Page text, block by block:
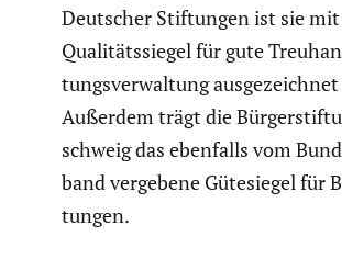
Deutscher Stiftungen ist sie
Quali­täts­siegel für gute
tungs­ver­wal­tung
Außerdem trägt die
schweig das ebenfalls vom
band vergebene Gütesiegel für
tungen.